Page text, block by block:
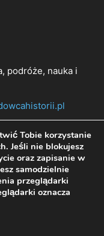
podróże, nauka i
Historii 2022
Tobie korzystanie
Jeśli nie blokujesz
oraz zapisanie w
samodzielnie
przeglądarki
oznacza